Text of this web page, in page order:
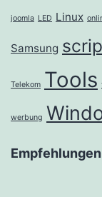
joomla LED Linux
Samsung
Telekom Tools
werbung
Empfehlungen